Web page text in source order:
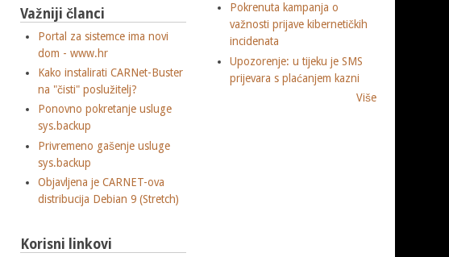
Važniji članci
Portal za sistemce ima novi
dom - www.hr
Kako instalirati CARNet-Buster
na "čisti" poslužitelj?
Ponovno pokretanje usluge
sys.backup
Privremeno gašenje usluge
sys.backup
Objavljena je CARNET-ova
distribucija Debian 9 (Stretch)
Korisni linkovi
Pokrenuta kampanja o
važnosti prijave kibernetičkih
incidenata
Upozorenje: u tijeku je SMS
prijevara s plaćanjem kazni
Više